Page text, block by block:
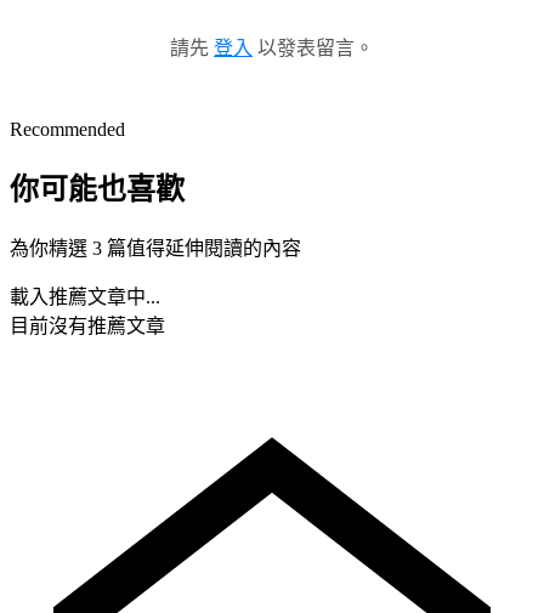
請先 登入 以發表留言。
Recommended
你可能也喜歡
為你精選 3 篇值得延伸閱讀的內容
載入推薦文章中...
目前沒有推薦文章